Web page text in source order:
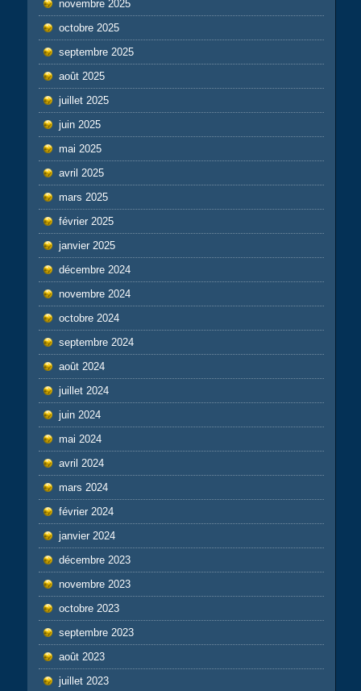
novembre 2025
octobre 2025
septembre 2025
août 2025
juillet 2025
juin 2025
mai 2025
avril 2025
mars 2025
février 2025
janvier 2025
décembre 2024
novembre 2024
octobre 2024
septembre 2024
août 2024
juillet 2024
juin 2024
mai 2024
avril 2024
mars 2024
février 2024
janvier 2024
décembre 2023
novembre 2023
octobre 2023
septembre 2023
août 2023
juillet 2023